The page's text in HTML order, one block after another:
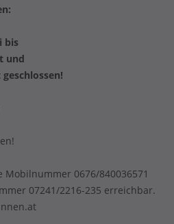
bis
und
0676/840036571
07241/2216-235 erreichbar.